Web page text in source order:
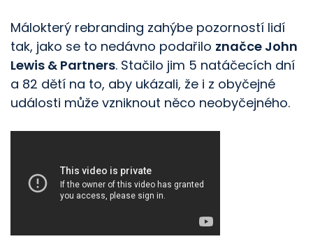
Málokterý rebranding zahýbe pozorností lidí
tak, jako se to nedávno podařilo značce John
Lewis & Partners. Stačilo jim 5 natáčecích dní
a 82 dětí na to, aby ukázali, že i z obyčejné
události může vzniknout něco neobyčejného.